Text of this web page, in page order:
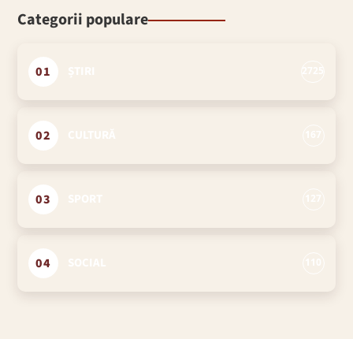
Categorii populare
01
02
03
04